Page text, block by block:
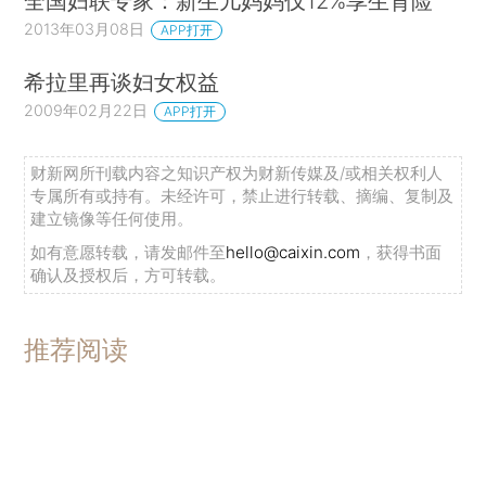
2013年03月08日 APP打开
希拉里再谈妇女权益
2009年02月22日 APP打开
财新网所刊载内容之知识产权为财新传媒及/或相关权利人
专属所有或持有。未经许可，禁止进行转载、摘编、复制及
建立镜像等任何使用。
如有意愿转载，请发邮件至hello@caixin.com ，获得书面
确认及授权后，方可转载。
推荐阅读